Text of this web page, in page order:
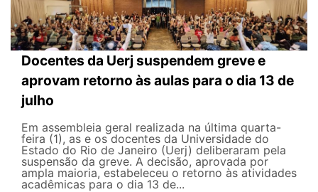
Docentes da Uerj suspendem greve e
aprovam retorno às aulas para o dia 13 de
julho
Em assembleia geral realizada na última quarta-
feira (1), as e os docentes da Universidade do
Estado do Rio de Janeiro (Uerj) deliberaram pela
suspensão da greve. A decisão, aprovada por
ampla maioria, estabeleceu o retorno às atividades
acadêmicas para o dia 13 de...